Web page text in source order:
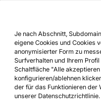
Je nach Abschnitt,
eigene Cookies und Cookies
anonymisierter Form zu
Surfverhalten und Ihrem
Schaltfläche "Alle
konfigurieren/ablehnen
der für das Funktionieren der
unserer Datenschutzrichtlinie.